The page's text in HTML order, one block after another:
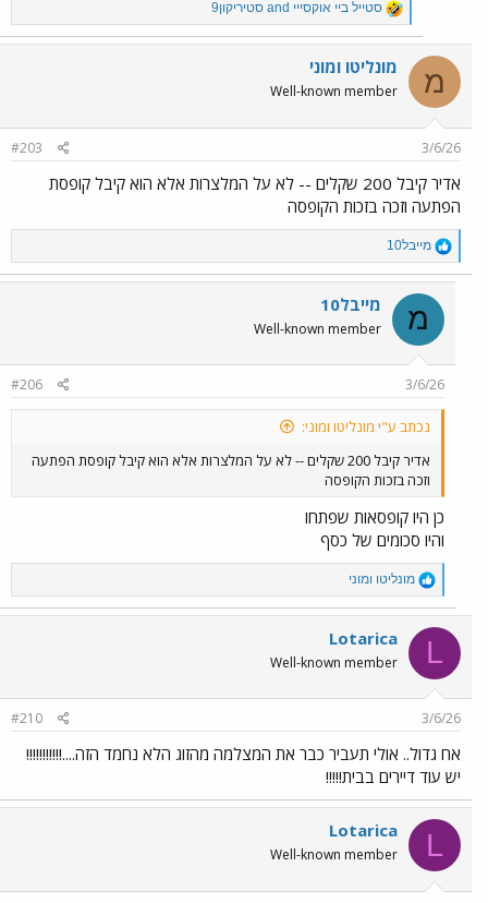
R
e
a
c
t
i
n
סטייל ביי אוקסייי סטיריקון9
מ מונליטו ומוני
Well-known member
3/6/26
#203
אדיר קיבל 200 שקלים -- לא על המלצרות אלא הוא קיבל קופסת
הפתעה וזכה בזכות הקופסה
R
e
a
c
o
n
s
מייבל10
מ מייבל10
Well-known member
3/6/26
#206
נכתב ע"י מונליטו ומוני:
אדיר קיבל 200 שקלים -- לא על המלצרות אלא הוא קיבל קופסת הפתעה
וזכה בזכות הקופסה
כן היו קופסאות שפתחו
והיו סכומים של כסף
R
e
a
i
n
מונליטו ומוני
L
Lotarica
Well-known member
3/6/26
#210
אח גדול.. אולי תעביר כבר את המצלמה מהזוג הלא נחמד הזה....!!!!!!!!!!!
יש עוד דיירים בבית!!!!!
L
Lotarica
Well-known member